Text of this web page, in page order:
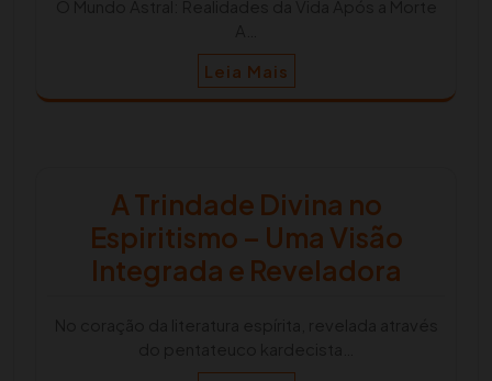
Leia Mais
A Trindade Divina no
Espiritismo – Uma Visão
Integrada e Reveladora